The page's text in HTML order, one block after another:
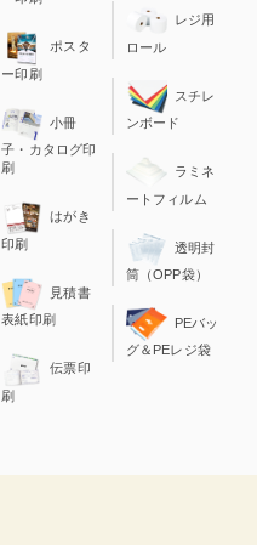
ポスタ
ー印刷
小冊
子・カタログ印
刷
はがき
印刷
見積書
表紙印刷
伝票印
刷
レジ用
ロール
スチレ
ンボード
ラミネ
ートフィルム
透明封
筒（OPP袋）
PEバッ
グ＆PEレジ袋